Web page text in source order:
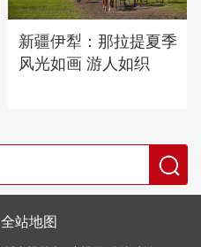
新疆伊犁：那拉提夏季
风光如画 游人如织
全站地图